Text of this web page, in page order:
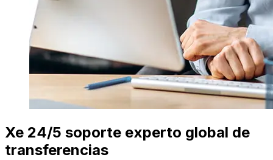
Xe 24/5 soporte experto global de
transferencias